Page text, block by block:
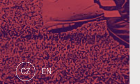
CZ EN